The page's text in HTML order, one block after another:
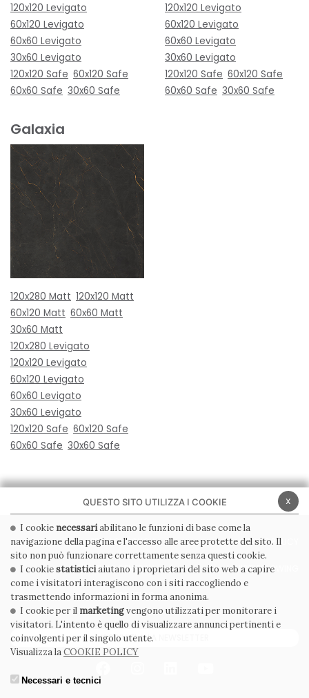
120x120 Levigato
60x120 Levigato
60x60 Levigato
30x60 Levigato
120x120 Safe 60x120 Safe
60x60 Safe 30x60 Safe
120x120 Levigato
60x120 Levigato
60x60 Levigato
30x60 Levigato
120x120 Safe 60x120 Safe
60x60 Safe 30x60 Safe
Galaxia
120x280 Matt 120x120 Matt
60x120 Matt 60x60 Matt
30x60 Matt
120x280 Levigato
120x120 Levigato
60x120 Levigato
60x60 Levigato
30x60 Levigato
120x120 Safe 60x120 Safe
60x60 Safe 30x60 Safe
PRIVACY POLICY COOKIE POLICY
CONDIZIONI GENERALI WHISTLEBLOWING
CODICE ETICO
ISCRIVITI ALLA NEWSLETTER
x
QUESTO SITO UTILIZZA I COOKIE
I cookie necessariabilitano le funzioni di base come la
navigazione della pagina e l'accesso alle aree protette del sito. Il
sito non può funzionare correttamente senza questi cookie.
I cookiestatisticiaiutano i proprietari del sito web a capire
come i visitatori interagiscono con i siti raccogliendo e
trasmettendo informazioni in forma anonima.
I cookie per il marketingvengono utilizzati per monitorare i
visitatori. L'intento è quello di visualizzare annunci pertinenti e
coinvolgenti per il singolo utente.
Visualizza laCOOKIE POLICY
Necessari e tecnici